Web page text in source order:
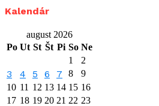
Kalendár
august 2026
Po Ut St Št Pi So Ne
1
2
3 4 5 6 7 8
9
10 11 12 13 14 15 16
17 18 19 20 21 22 23